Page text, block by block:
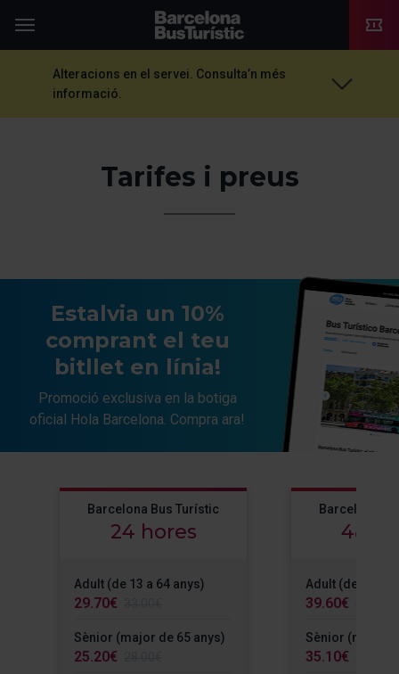
TMB-OCI
Alteracions en el servei. Consulta’n més
informació.
Tarifes i preus
Estalvia un 10%
comprant el teu
bitllet en línia!
Promoció exclusiva en la botiga
oficial Hola Barcelona. Compra ara!
Barcelona Bus Turístic
24 hores
Adult (de 13 a 64 anys)
29.70€
Sènior (major de 65 anys)
25.20€
Barcelona
48
Adult (de 13 a
39.60€
Sènior (major
35.10€